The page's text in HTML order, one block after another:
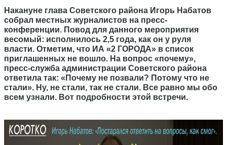
Накануне глава Советского района Игорь Набатов
собрал местных журналистов на пресс-
конференции. Повод для данного мероприятия
весомый: исполнилось 2,5 года, как он у руля
власти. Отметим, что ИА «2 ГОРОДА» в список
приглашенных не вошло. На вопрос «почему»,
пресс-служба администрации Советского района
ответила так: «Почему не позвали? Потому что не
стали». Ну, не стали, так не стали. Все равно мы обо
всем узнали. Вот подробности этой встречи.